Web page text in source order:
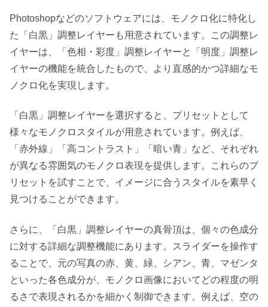
Photoshopなどのソフトウェアには、モノクロ化に特化し
た「白黒」調整レイヤーも用意されています。この調整レ
イヤーは、「色相・彩度」調整レイヤーと「明度」調整レ
イヤーの機能を統合したもので、より直感的かつ詳細なモ
ノクロ化を実現します。
「白黒」調整レイヤーを選択すると、プリセットとして
様々なモノクロスタイルが用意されています。例えば、
「赤外線」「高コントラスト」「暗い青」など、それぞれ
が異なる雰囲気のモノクロ表現を提供します。これらのプ
リセットを試すことで、イメージに合うスタイルを素早く
見つけることができます。
さらに、「白黒」調整レイヤーの真骨頂は、個々の色成分
に対する詳細な調整機能にあります。スライダーを操作す
ることで、元の写真の赤、黄、緑、シアン、青、マゼンタ
といった各色成分が、モノクロ画像においてどの程度の明
るさで表現されるかを細かく制御できます。例えば、空の